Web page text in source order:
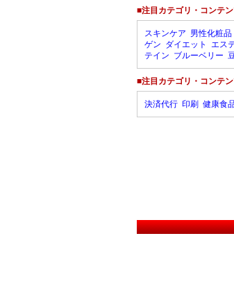
■注目カテゴリ・コンテ
スキンケア 男性化粧品
ゲン ダイエット エス
テイン ブルーベリー
■注目カテゴリ・コンテ
決済代行 印刷 健康食